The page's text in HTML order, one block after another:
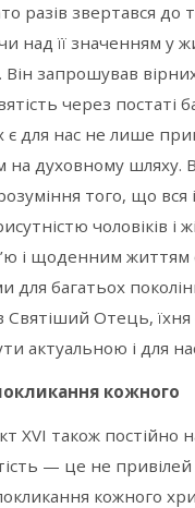
разів звертався до
над її значенням у
запрошував
через постаті
є для нас не лише
на духовному шляху.
того, що вся
чоловіків і
і щоденним життям
для багатьох
Святіший Отець, їхня
актуальною і для
кожного
XVI також постійно
— це не
кожного